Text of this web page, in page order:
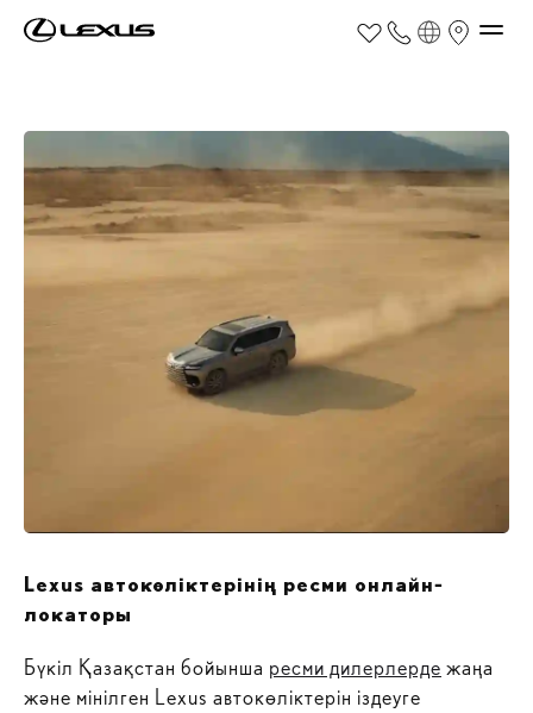
Lexus автокөліктерінің ресми онлайн-
локаторы
Бүкіл Қазақстан бойынша ресми дилерлерде жаңа
және мінілген Lexus автокөліктерін іздеуге